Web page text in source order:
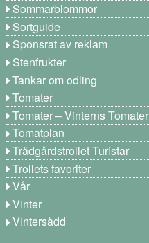
Sommarblommor
Sortguide
Sponsrat av reklam
Stenfrukter
Tankar om odling
Tomater
Tomater – Vinterns Tomater
Tomatplan
Trädgårdstrollet Turistar
Trollets favoriter
Vår
Vinter
Vintersådd